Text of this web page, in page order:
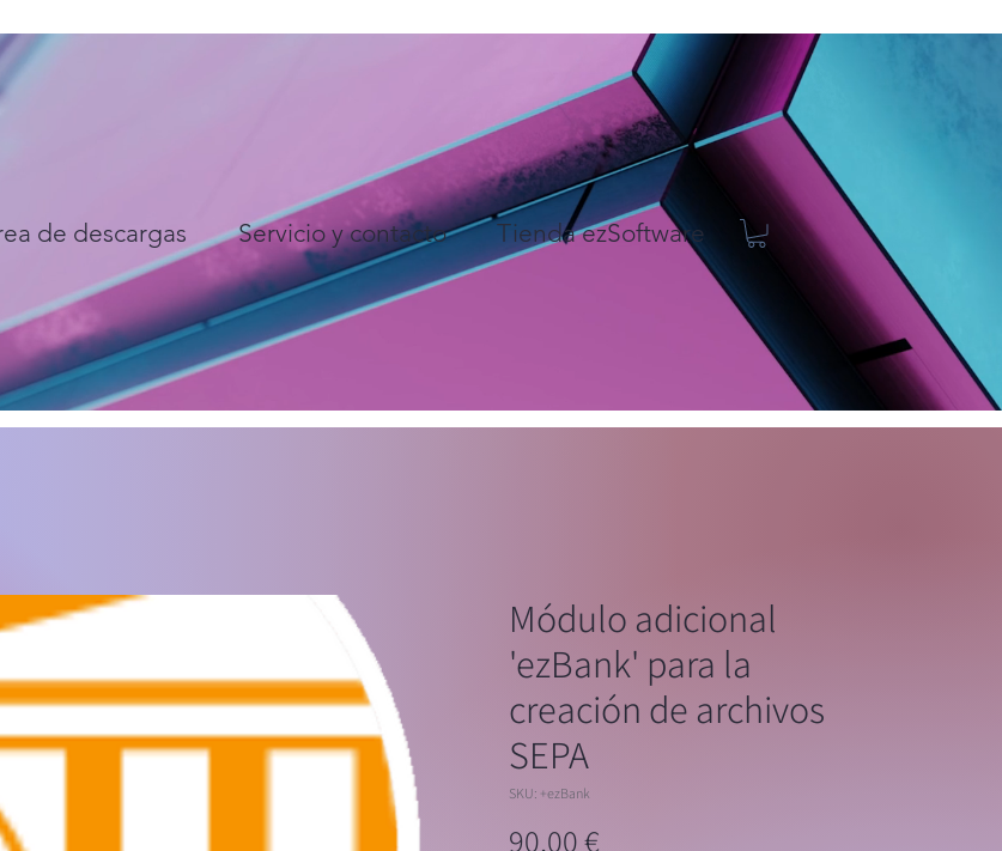
de descargas Servicio y contacto Tienda ezSoftware
Módulo adicional
'ezBank' para la
creación de archivos
SEPA
SKU: +ezBank
90,00 €